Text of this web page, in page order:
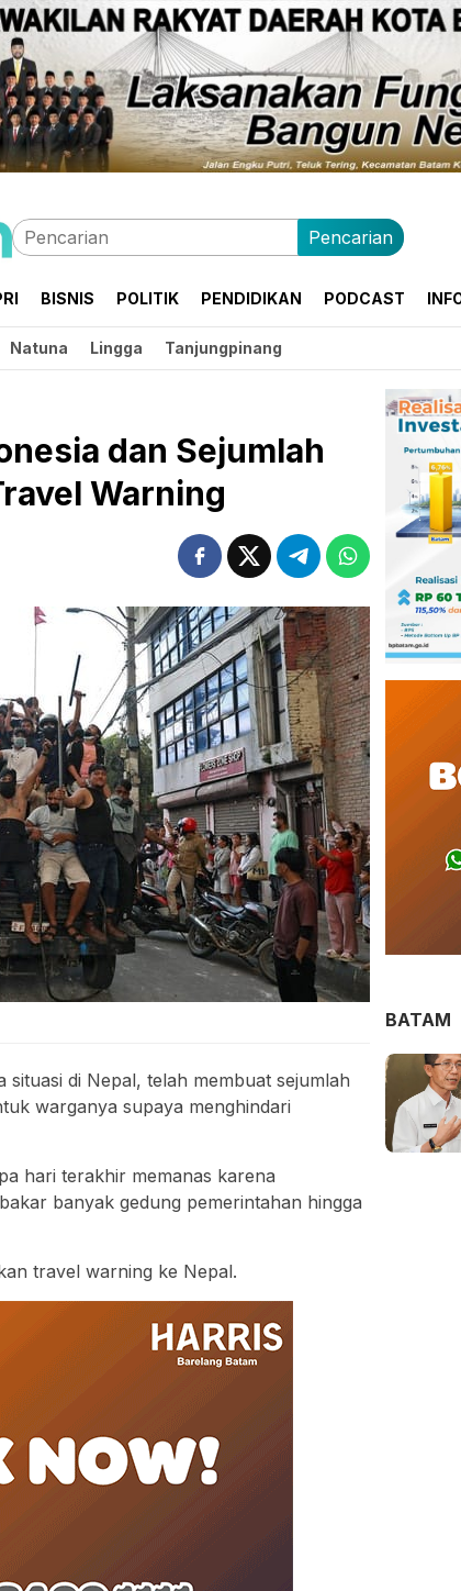
Pencarian
BISNIS POLITIK PENDIDIKAN PODCAST
Natuna Lingga Tanjungpinang
dan Sejumlah
Warning
di Nepal, telah membuat sejumlah
warganya supaya menghindari
hari terakhir memanas karena
banyak gedung pemerintahan hingga
travel warning ke Nepal.
BATAM